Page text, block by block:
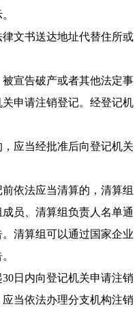
文书送达地址代替住所或
宣告破产或者其他法定事
申请注销登记。经登记机
应当经批准后向登记机关
依法应当清算的，清算组
员、清算组负责人名单通
清算组可以通过国家企业
日内向登记机关申请注销
当依法办理分支机构注销